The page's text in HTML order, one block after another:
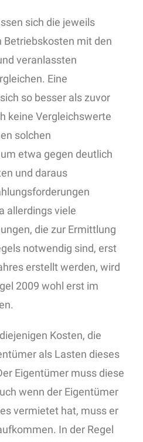
sich die jeweils
Betriebskosten mit den
veranlassten
Eine
so besser als zuvor
keine Vergleichswerte
solchen
etwa gegen deutlich
und daraus
allerdings viele
die zur Ermittlung
notwendig sind, erst
erstellt werden, wird
2009 wohl erst im
Kosten, die
als Lasten dieses
Eigentümer muss diese
wenn der Eigentümer
vermietet hat, muss er
In der Regel